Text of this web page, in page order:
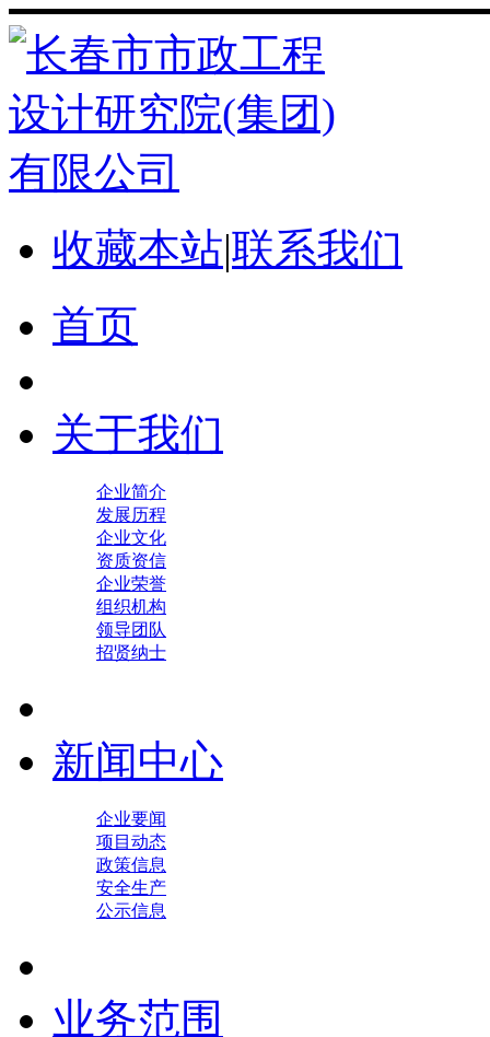
收藏本站|联系我们
首页
关于我们
企业简介
发展历程
企业文化
资质资信
企业荣誉
组织机构
领导团队
招贤纳士
新闻中心
企业要闻
项目动态
政策信息
安全生产
公示信息
业务范围